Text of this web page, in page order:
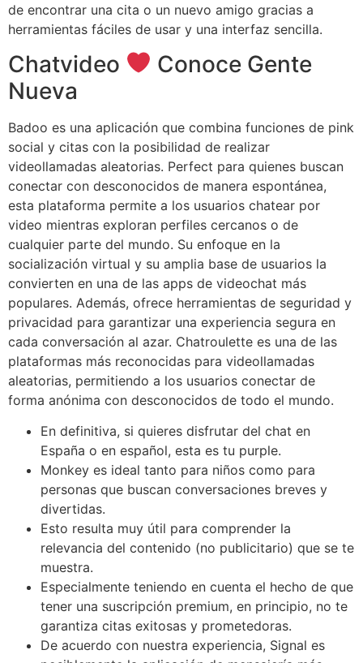
de encontrar una cita o un nuevo amigo gracias a
herramientas fáciles de usar y una interfaz sencilla.
Chatvideo
Conoce Gente
Nueva
Badoo es una aplicación que combina funciones de pink
social y citas con la posibilidad de realizar
videollamadas aleatorias. Perfect para quienes buscan
conectar con desconocidos de manera espontánea,
esta plataforma permite a los usuarios chatear por
video mientras exploran perfiles cercanos o de
cualquier parte del mundo. Su enfoque en la
socialización virtual y su amplia base de usuarios la
convierten en una de las apps de videochat más
populares. Además, ofrece herramientas de seguridad y
privacidad para garantizar una experiencia segura en
cada conversación al azar. Chatroulette es una de las
plataformas más reconocidas para videollamadas
aleatorias, permitiendo a los usuarios conectar de
forma anónima con desconocidos de todo el mundo.
En definitiva, si quieres disfrutar del chat en
España o en español, esta es tu purple.
Monkey es ideal tanto para niños como para
personas que buscan conversaciones breves y
divertidas.
Esto resulta muy útil para comprender la
relevancia del contenido (no publicitario) que se te
muestra.
Especialmente teniendo en cuenta el hecho de que
tener una suscripción premium, en principio, no te
garantiza citas exitosas y prometedoras.
De acuerdo con nuestra experiencia, Signal es